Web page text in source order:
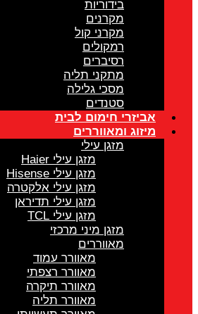
בידוריות
מקרנים
מקרני קול
רמקולים
רסיברים
מתקני תליה
מסכי גלילה
סטנדים
אביזרי חימום לבית
מיזוג ומאווררים
מזגן עילי
מזגן עילי Haier
מזגן עילי Hisense
מזגן עילי אלקטרה
מזגן עילי תדיראן
מזגן עילי TCL
מזגן מיני מרכזי
מאווררים
מאוורר עמוד
מאוורר רצפתי
מאוורר תיקרה
מאוורר תליה